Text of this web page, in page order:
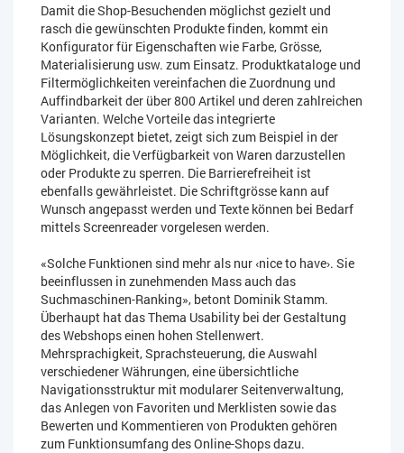
Damit die Shop-Besuchenden möglichst gezielt und
rasch die gewünschten Produkte finden, kommt ein
Konfigurator für Eigenschaften wie Farbe, Grösse,
Materialisierung usw. zum Einsatz. Produktkataloge und
Filtermöglichkeiten vereinfachen die Zuordnung und
Auffindbarkeit der über 800 Artikel und deren zahlreichen
Varianten. Welche Vorteile das integrierte
Lösungskonzept bietet, zeigt sich zum Beispiel in der
Möglichkeit, die Verfügbarkeit von Waren darzustellen
oder Produkte zu sperren. Die Barrierefreiheit ist
ebenfalls gewährleistet. Die Schriftgrösse kann auf
Wunsch angepasst werden und Texte können bei Bedarf
mittels Screenreader vorgelesen werden.
«Solche Funktionen sind mehr als nur ‹nice to have›. Sie
beeinflussen in zunehmenden Mass auch das
Suchmaschinen-Ranking», betont Dominik Stamm.
Überhaupt hat das Thema Usability bei der Gestaltung
des Webshops einen hohen Stellenwert.
Mehrsprachigkeit, Sprachsteuerung, die Auswahl
verschiedener Währungen, eine übersichtliche
Navigationsstruktur mit modularer Seitenverwaltung,
das Anlegen von Favoriten und Merklisten sowie das
Bewerten und Kommentieren von Produkten gehören
zum Funktionsumfang des Online-Shops dazu.